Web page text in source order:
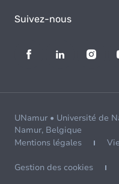
Suivez-nous
UNamur • Université de
Namur, Belgique
Mentions légales
Gestion des cookies